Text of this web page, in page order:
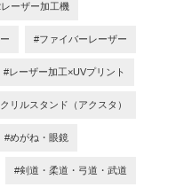
ーザー加工機
#ファイバーレーザー
#レーザー加工×UVプリント
リルスタンド（アクスタ）
#めがね・眼鏡
#剣道・柔道・弓道・武道